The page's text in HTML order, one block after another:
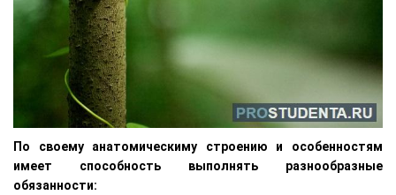
По своему анатомическиму строению и особенностям
имеет способность выполнять разнообразные
обязанности: